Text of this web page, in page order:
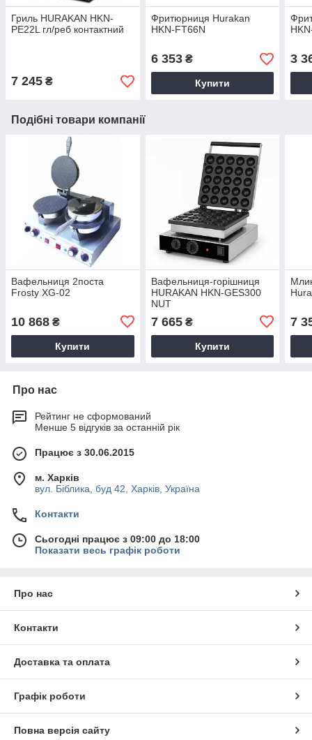
Гриль HURAKAN HKN-
PE22L гл/реб контактний
7 245 ₴
Фритюрниця Hurakan
HKN-FT66N
6 353₴
Купити
3
Подібні товари компанії
Вафельниця 2поста
Frosty XG-02
10 868 ₴
Купити
Вафельниця-горішниця
HURAKAN HKN-GES300
NUT
7 665₴
Купити
7
Про нас
Рейтинг не сформований
Менше 5 відгуків за останній рік
Працює з 30.06.2015
м. Харків
вул. Біблика, буд 42, Харків, Україна
Контакти
Сьогодні працює з 09:00 до 18:00
Показати весь графік роботи
Про нас
Контакти
Доставка та оплата
Графік роботи
Повна версія сайту